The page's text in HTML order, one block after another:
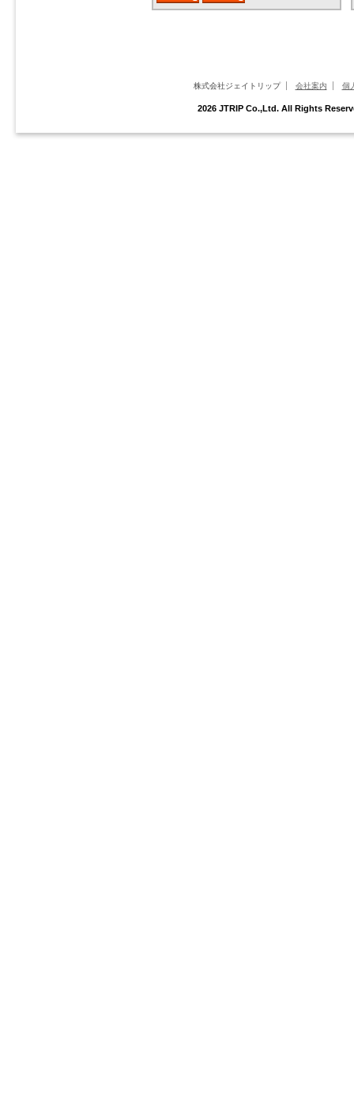
株式会社ジェイトリップ 会社案内 個
2026 JTRIP Co.,Ltd. All Rights